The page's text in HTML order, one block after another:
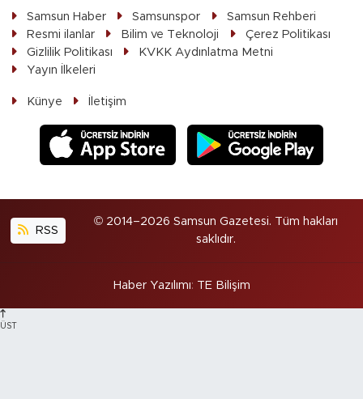
Samsun Haber Samsunspor
Samsun Rehberi
Resmi ilanlar
Bilim ve Teknoloji
Çerez Politikası
Gizlilik Politikası
KVKK Aydınlatma Metni
Yayın İlkeleri
Künye İletişim
RSS
© 2014–2026 Samsun Gazetesi. Tüm hakları
saklıdır.
Haber Yazılımı: TE Bilişim
ÜST